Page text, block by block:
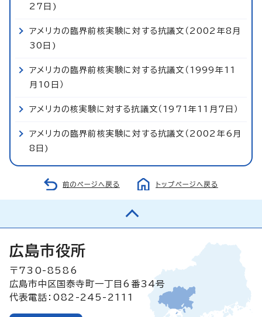
27日)
アメリカの臨界前核実験に対する抗議文（2002年8月
30日)
アメリカの臨界前核実験に対する抗議文（1999年11
月10日）
アメリカの核実験に対する抗議文（1971年11月7日）
アメリカの臨界前核実験に対する抗議文（2002年6月
8日)
前のページへ戻る トップページへ戻る
広島市役所
〒730-8586
広島市中区国泰寺町一丁目6番34号
代表電話：082-245-2111